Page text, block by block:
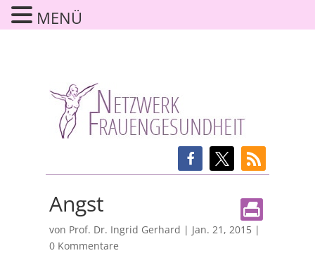
Angst
von Prof. Dr. Ingrid Gerhard | Jan. 21, 2015|
0 Kommentare
MENÜ